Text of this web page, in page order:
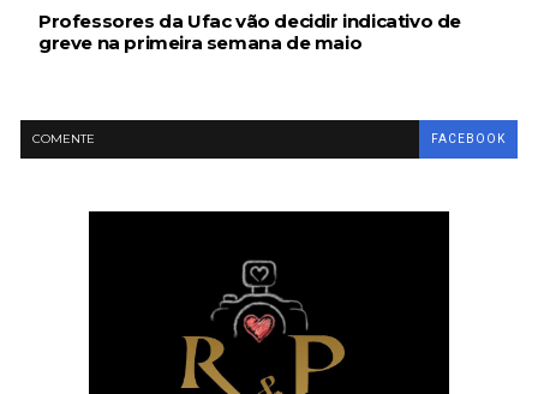
Professores da Ufac vão decidir indicativo de
greve na primeira semana de maio
COMENTE FACEBOOK